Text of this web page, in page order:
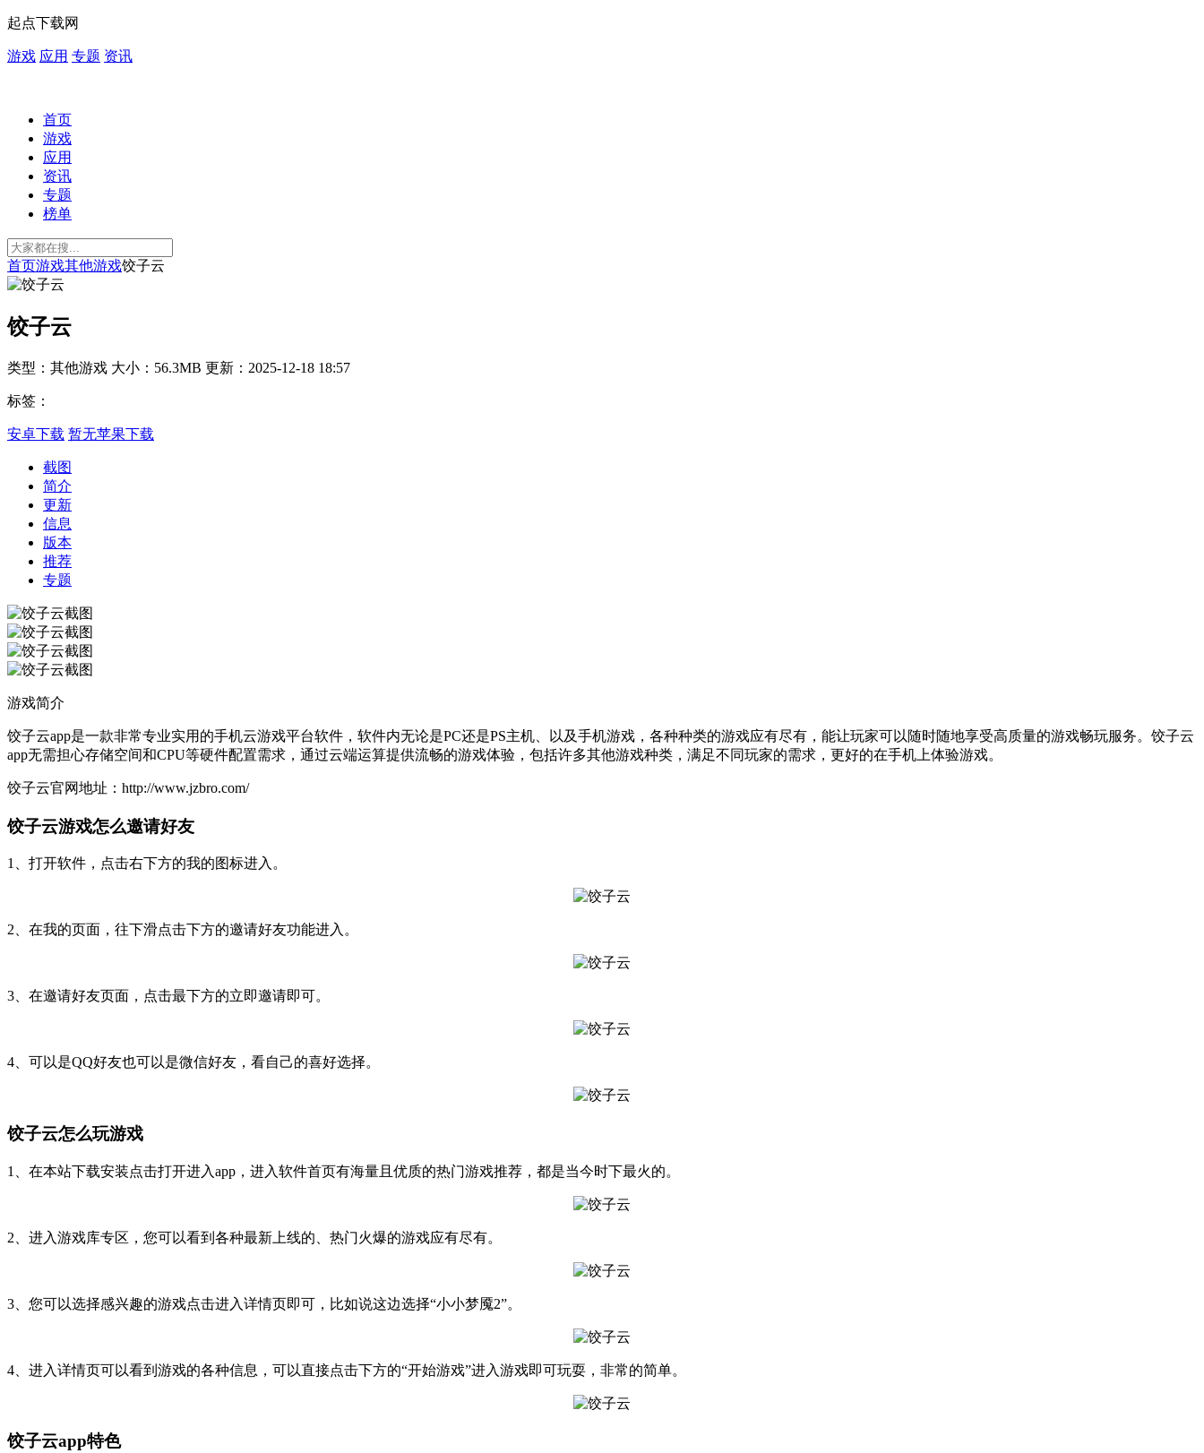
起点下载网
游戏 应用 专题 资讯
首页
游戏
应用
资讯
专题
榜单
首页游戏其他游戏饺子云
饺子云
类型：其他游戏 大小：56.3MB 更新：2025-12-18 18:57
标签：
安卓下载 暂无苹果下载
截图
简介
更新
信息
版本
推荐
专题
游戏简介
饺子云app是一款非常专业实用的手机云游戏平台软件，软件内无论是PC还是PS主机、以及手机游戏，各种种类的游戏应有尽有，能让玩家可以随时随地享受高质量的游戏畅玩服务。饺子云
app无需担心存储空间和CPU等硬件配置需求，通过云端运算提供流畅的游戏体验，包括许多其他游戏种类，满足不同玩家的需求，更好的在手机上体验游戏。
饺子云官网地址：http://www.jzbro.com/
饺子云游戏怎么邀请好友
1、打开软件，点击右下方的我的图标进入。
2、在我的页面，往下滑点击下方的邀请好友功能进入。
3、在邀请好友页面，点击最下方的立即邀请即可。
4、可以是QQ好友也可以是微信好友，看自己的喜好选择。
饺子云怎么玩游戏
1、在本站下载安装点击打开进入app，进入软件首页有海量且优质的热门游戏推荐，都是当今时下最火的。
2、进入游戏库专区，您可以看到各种最新上线的、热门火爆的游戏应有尽有。
3、您可以选择感兴趣的游戏点击进入详情页即可，比如说这边选择“小小梦魇2”。
4、进入详情页可以看到游戏的各种信息，可以直接点击下方的“开始游戏”进入游戏即可玩耍，非常的简单。
饺子云app特色